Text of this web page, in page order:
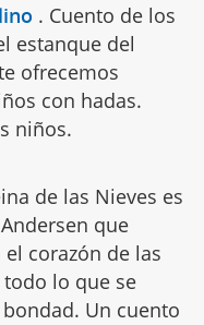
. Cuento de los
estanque del
ofrecemos
con hadas.
niños.
de las Nieves es
que
corazón de las
lo que se
Un cuento